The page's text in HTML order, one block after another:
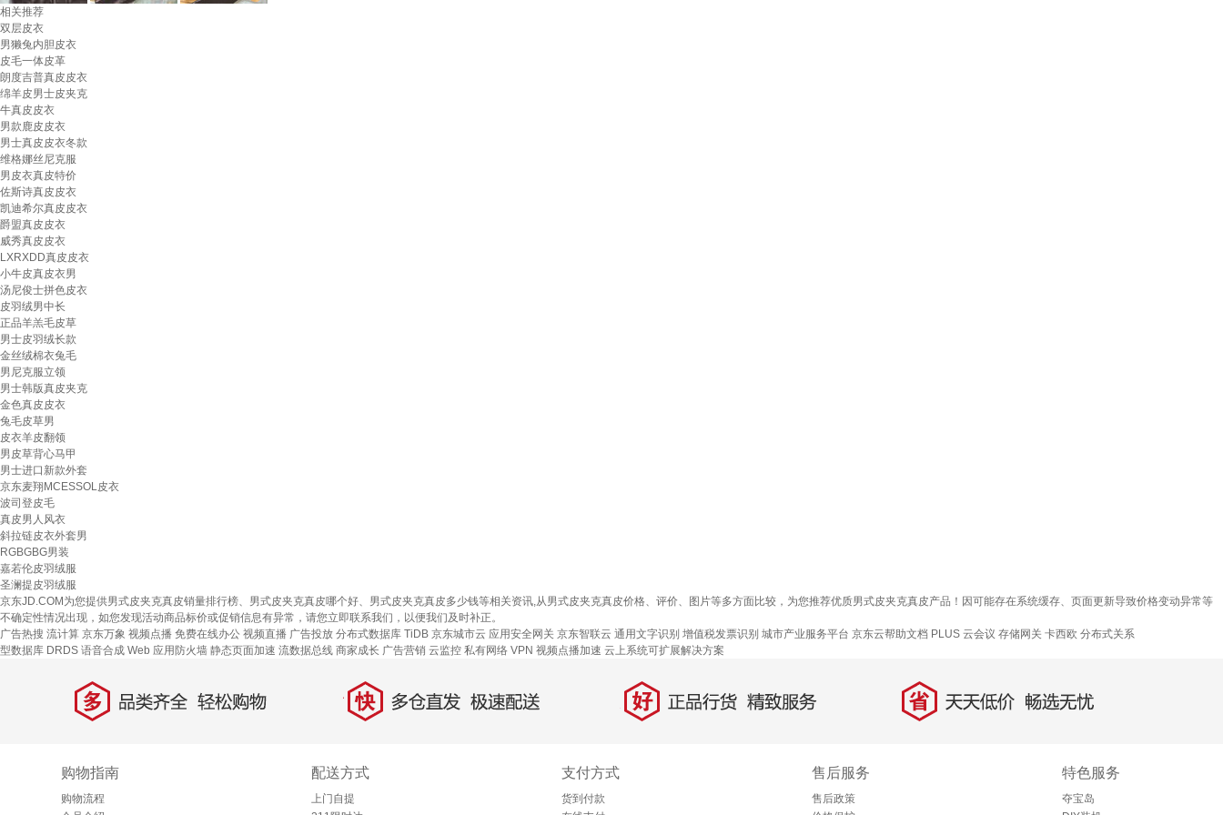
相关推荐
双层皮衣
男獭兔内胆皮衣
皮毛一体皮革
朗度吉普真皮皮衣
绵羊皮男士皮夹克
牛真皮皮衣
男款鹿皮皮衣
男士真皮皮衣冬款
维格娜丝尼克服
男皮衣真皮特价
佐斯诗真皮皮衣
凯迪希尔真皮皮衣
爵盟真皮皮衣
威秀真皮皮衣
LXRXDD真皮皮衣
小牛皮真皮衣男
汤尼俊士拼色皮衣
皮羽绒男中长
正品羊羔毛皮草
男士皮羽绒长款
金丝绒棉衣兔毛
男尼克服立领
男士韩版真皮夹克
金色真皮皮衣
兔毛皮草男
皮衣羊皮翻领
男皮草背心马甲
男士进口新款外套
京东麦翔MCESSOL皮衣
波司登皮毛
真皮男人风衣
斜拉链皮衣外套男
RGBGBG男装
嘉若伦皮羽绒服
圣澜提皮羽绒服
京东JD.COM为您提供男式皮夹克真皮销量排行榜、男式皮夹克真皮哪个好、男式皮夹克真皮多少钱等相关资讯,从男式皮夹克真皮价格、评价、图片等多方面比较，为您推荐优质男式皮夹克真皮产品！因可能存在系统缓存、页面更新导致价格变动异常等
不确定性情况出现，如您发现活动商品标价或促销信息有异常，请您立即联系我们，以便我们及时补正。
广告热搜 流计算 京东万象 视频点播 免费在线办公 视频直播 广告投放 分布式数据库 TiDB 京东城市云 应用安全网关 京东智联云 通用文字识别 增值税发票识别 城市产业服务平台 京东云帮助文档 PLUS 云会议 存储网关 卡西欧 分布式关系
型数据库 DRDS 语音合成 Web 应用防火墙 静态页面加速 流数据总线 商家成长 广告营销 云监控 私有网络 VPN 视频点播加速 云上系统可扩展解决方案
多 品类齐全，轻松购物 快 多仓直发，极速配送 好 正品行货，精致服务 省 天天低价，畅选无忧
购物指南
购物流程
配送方式
上门自提
支付方式
货到付款
售后服务
售后政策
特色服务
夺宝岛